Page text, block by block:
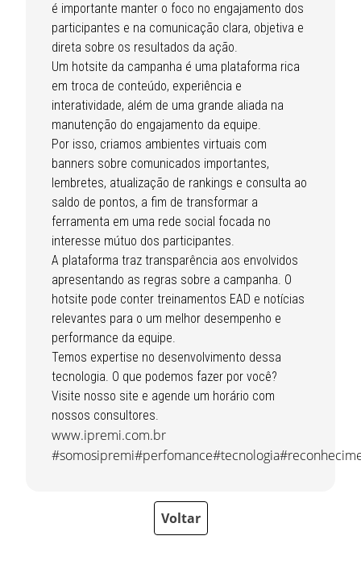
é importante manter o foco no engajamento dos
participantes e na comunicação clara, objetiva e
direta sobre os resultados da ação.
Um hotsite da campanha é uma plataforma rica
em troca de conteúdo, experiência e
interatividade, além de uma grande aliada na
manutenção do engajamento da equipe.
Por isso, criamos ambientes virtuais com
banners sobre comunicados importantes,
lembretes, atualização de rankings e consulta ao
saldo de pontos, a fim de transformar a
ferramenta em uma rede social focada no
interesse mútuo dos participantes.
A plataforma traz transparência aos envolvidos
apresentando as regras sobre a campanha. O
hotsite pode conter treinamentos EAD e notícias
relevantes para o um melhor desempenho e
performance da equipe.
Temos expertise no desenvolvimento dessa
tecnologia. O que podemos fazer por você?
Visite nosso site e agende um horário com
nossos consultores.
www.ipremi.com.br
#somosipremi#perfomance#tecnologia
Voltar